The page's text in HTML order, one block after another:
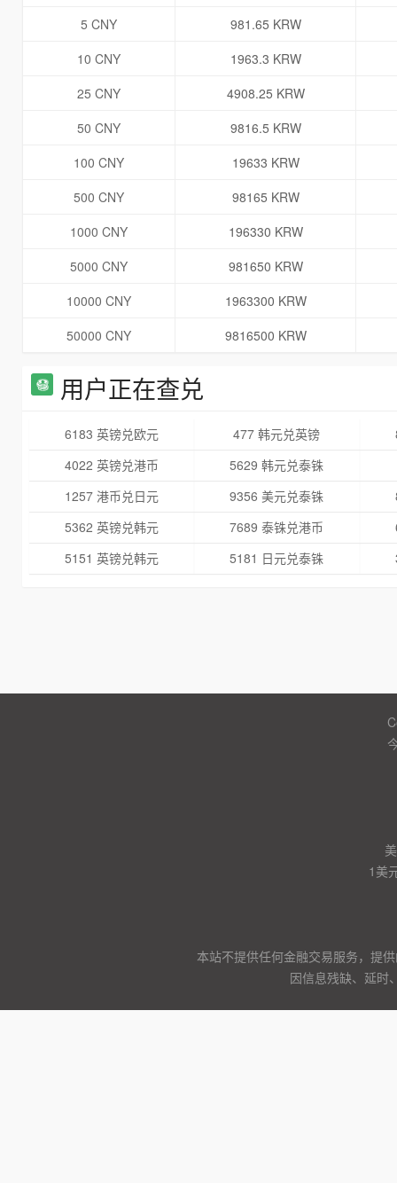
5 CNY
981.65 KRW
10 CNY
1963.3 KRW
25 CNY
4908.25 KRW
50 CNY
9816.5 KRW
100 CNY
19633 KRW
500 CNY
98165 KRW
1000 CNY
196330 KRW
5000 CNY
981650 KRW
10000 CNY
1963300 KRW
50000 CNY
9816500 KRW
用户正在查兑
6183 英镑兑欧元 477 韩元兑英镑
4022 英镑兑港币
5629 韩元兑泰铢
1257 港币兑日元
9356 美元兑泰铢
5362 英镑兑韩元
7689 泰铢兑港币
5151 英镑兑韩元
5181 日元兑泰铢
1美
本站不提供任何金融交易服务，提
因信息残缺、延时